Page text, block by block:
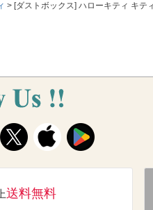
[ダストボックス] ハローキティ キテ
送料無料